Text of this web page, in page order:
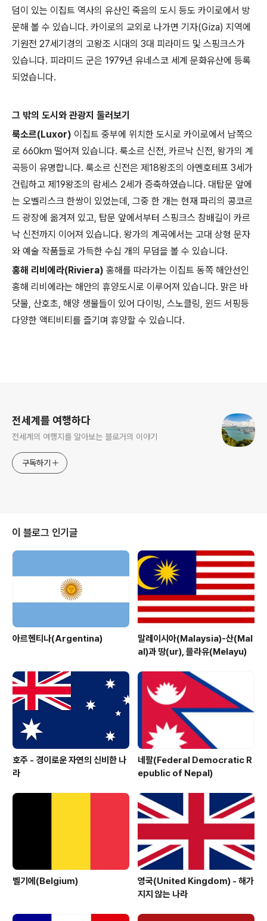
덤이 있는 이집트 역사의 유산인 죽음의 도시 등도 카이로에서 방
문해 볼 수 있습니다. 카이로의 교외로 나가면 기자(Giza) 지역에
기원전 27세기경의 고왕조 시대의 3대 피라미드 및 스핑크스가
있습니다. 피라미드 군은 1979년 유네스코 세계 문화유산에 등록
되었습니다.
그 밖의 도시와 관광지 둘러보기
룩소르(Luxor) 이집트 중부에 위치한 도시로 카이로에서 남쪽으
로 660km 떨어져 있습니다. 룩소르 신전, 카르낙 신전, 왕가의 계
곡등이 유명합니다. 룩소르 신전은 제18왕조의 아멘호테프 3세가
건립하고 제19왕조의 람세스 2세가 증축하였습니다. 대탑문 앞에
는 오벨리스크 한쌍이 있었는데, 그중 한 개는 현재 파리의 콩코르
드 광장에 옮겨져 있고, 탑문 앞에서부터 스핑크스 참배길이 카르
낙 신전까지 이어져 있습니다. 왕가의 계곡에서는 고대 상형 문자
와 예술 작품들로 가득한 수십 개의 무덤을 볼 수 있습니다.
홍해 리비에라(Riviera) 홍해를 따라가는 이집트 동쪽 해안선인
홍해 리비에라는 해안의 휴양도시로 이루어져 있습니다. 맑은 바
닷물, 산호초, 해양 생물들이 있어 다이빙, 스노클링, 윈드 서핑등
다양한 액티비티를 즐기며 휴양할 수 있습니다.
전세계를 여행하다
전세계의 여행지를 알아보는 블로거의 이야기
구독하기
이 블로그 인기글
아르헨티나(Argentina)
말레이시아(Malaysia)-산(Mal
al)과 땅(ur), 믈라유(Melayu)
호주 - 경이로운 자연의 신비한 나
라
네팔(Federal Democratic R
epublic of Nepal)
벨기에(Belgium)
영국(United Kingdom) - 해가
지지 않는 나라